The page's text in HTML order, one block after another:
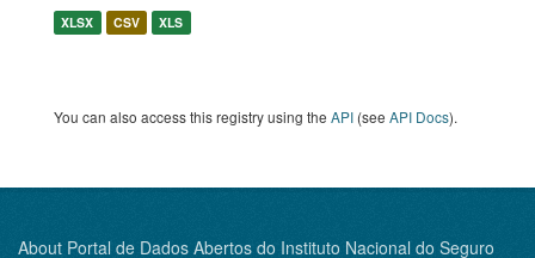
XLSX CSV XLS
You can also access this registry using the API (see API Docs).
About Portal de Dados Abertos do Instituto Nacional do Seguro